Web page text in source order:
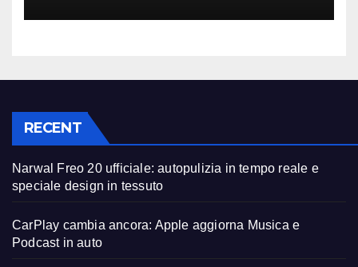
RECENT
Narwal Freo 20 ufficiale: autopulizia in tempo reale e
speciale design in tessuto
CarPlay cambia ancora: Apple aggiorna Musica e
Podcast in auto